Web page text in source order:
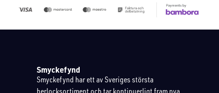
Smyckefynd
Smyckefynd har ett av Sveriges största
berlocksortiment och tar kontinuerligt fram nya